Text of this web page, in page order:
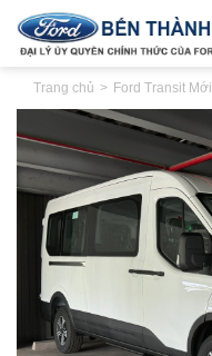
Trang chủ Ford Transit Mới